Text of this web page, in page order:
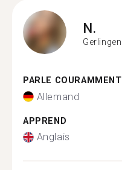
N.
Gerlingen
PARLE COURAMMENT
Allemand
APPREND
Anglais